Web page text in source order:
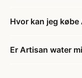
Hvor kan jeg
Er Artisan water